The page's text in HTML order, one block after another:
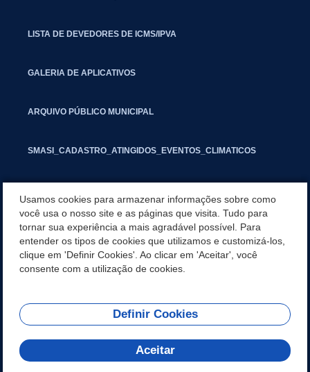
LISTA DE DEVEDORES DE ICMS/IPVA
GALERIA DE APLICATIVOS
ARQUIVO PÚBLICO MUNICIPAL
SMASI_CADASTRO_ATINGIDOS_EVENTOS_CLIMATICOS
INFORMATIVO PIT
SEGUNDA VIA IPTU
REDES SOCIAIS
Usamos cookies para armazenar informações sobre como
você usa o nosso site e as páginas que visita. Tudo para
tornar sua experiência a mais agradável possível. Para
entender os tipos de cookies que utilizamos e customizá-los,
clique em 'Definir Cookies'. Ao clicar em 'Aceitar', você
consente com a utilização de cookies.
Definir Cookies
Aceitar